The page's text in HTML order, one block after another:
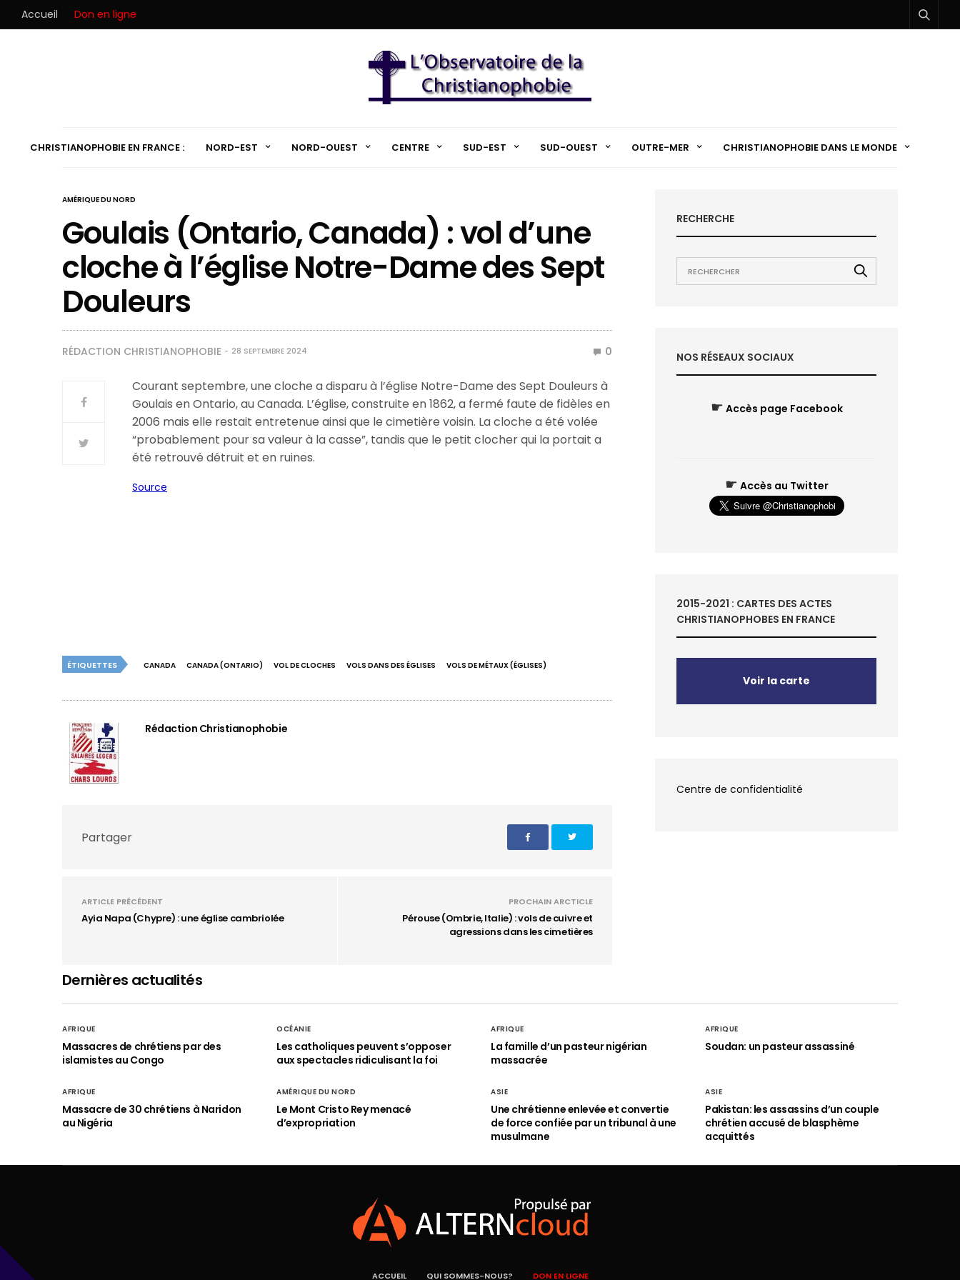
Accueil Don en ligne
CHRISTIANOPHOBIE EN FRANCE : NORD-EST NORD-OUEST CENTRE SUD-EST SUD-OUEST OUTRE-MER CHRISTIANOPHOBIE DANS LE MONDE
AMÉRIQUE DU NORD
Goulais (Ontario, Canada) : vol d’une
cloche à l’église Notre-Dame des Sept
Douleurs
RÉDACTION CHRISTIANOPHOBIE 28 SEPTEMBRE 2024 0
Courant septembre, une cloche a disparu à l’église Notre-Dame des Sept Douleurs à
Goulais en Ontario, au Canada. L’église, construite en 1862, a fermé faute de fidèles en
2006 mais elle restait entretenue ainsi que le cimetière voisin. La cloche a été volée
“probablement pour sa valeur à la casse”, tandis que le petit clocher qui la portait a
été retrouvé détruit et en ruines.
Source
ÉTIQUETTES CANADA CANADA (ONTARIO) VOL DE CLOCHES VOLS DANS DES ÉGLISES VOLS DE MÉTAUX (ÉGLISES)
Rédaction Christianophobie
Partager
ARTICLE PRÉCÉDENT
Ayia Napa (Chypre) : une église cambriolée
PROCHAIN ARCTICLE
Pérouse (Ombrie, Italie) : vols de cuivre et
agressions dans les cimetières
RECHERCHE
NOS RÉSEAUX SOCIAUX
☛ Accès page Facebook
☛ Accès au Twitter
2015-2021 : CARTES DES ACTES
CHRISTIANOPHOBES EN FRANCE
Voir la carte
Centre de confidentialité
Dernières actualités
AFRIQUE
Massacres de chrétiens par des
islamistes au Congo
OCÉANIE
Les catholiques peuvent s’opposer
aux spectacles ridiculisant la foi
AFRIQUE
La famille d’un pasteur nigérian
massacrée
AFRIQUE
Soudan: un pasteur assassiné
AFRIQUE
Massacre de 30 chrétiens à Naridon
au Nigéria
AMÉRIQUE DU NORD
Le Mont Cristo Rey menacé
d’expropriation
ASIE
Une chrétienne enlevée et convertie
de force confiée par un tribunal à une
musulmane
ASIE
Pakistan: les assassins d’un couple
chrétien accusé de blasphème
acquittés
ACCUEIL QUI SOMMES-NOUS? DON EN LIGNE